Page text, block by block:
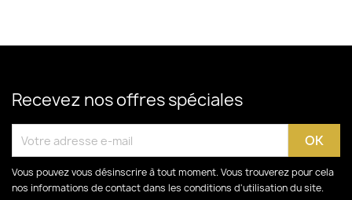
Recevez nos offres spéciales
Vous pouvez vous désinscrire à tout moment. Vous trouverez pour cela
nos informations de contact dans les conditions d'utilisation du site.